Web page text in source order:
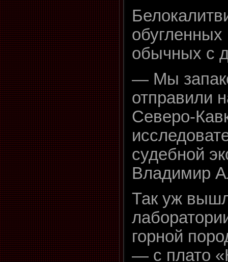
обугленных
обычных с
— Мы
отправили
Северо-
судебной
Владимир
Так уж
горной
— с плато